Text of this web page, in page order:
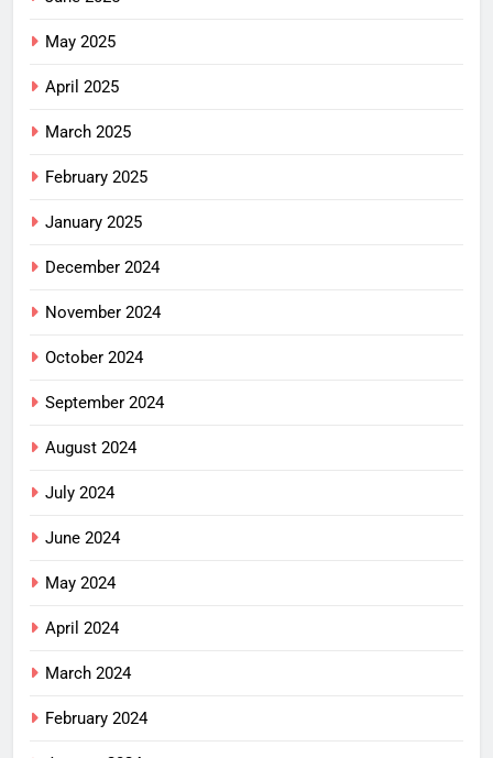
May 2025
April 2025
March 2025
February 2025
January 2025
December 2024
November 2024
October 2024
September 2024
August 2024
July 2024
June 2024
May 2024
April 2024
March 2024
February 2024